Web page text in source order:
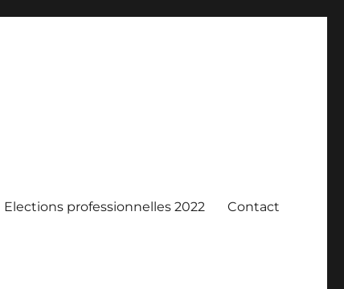
Elections professionnelles 2022 Contact